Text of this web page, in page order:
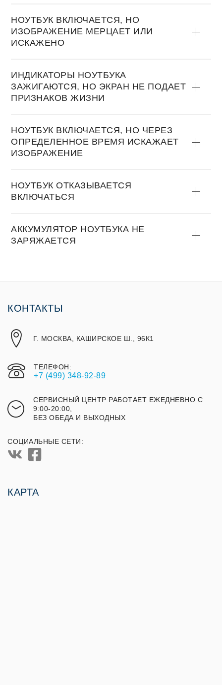
НОУТБУК ВКЛЮЧАЕТСЯ, НО
ИЗОБРАЖЕНИЕ МЕРЦАЕТ ИЛИ
ИСКАЖЕНО
ИНДИКАТОРЫ НОУТБУКА
ЗАЖИГАЮТСЯ, НО ЭКРАН НЕ ПОДАЕТ
ПРИЗНАКОВ ЖИЗНИ
НОУТБУК ВКЛЮЧАЕТСЯ, НО ЧЕРЕЗ
ОПРЕДЕЛЕННОЕ ВРЕМЯ ИСКАЖАЕТ
ИЗОБРАЖЕНИЕ
НОУТБУК ОТКАЗЫВАЕТСЯ
ВКЛЮЧАТЬСЯ
АККУМУЛЯТОР НОУТБУКА НЕ
ЗАРЯЖАЕТСЯ
КОНТАКТЫ
Г. МОСКВА, КАШИРСКОЕ Ш., 96К1
ТЕЛЕФОН:
+7 (499) 348-92-89
СЕРВИСНЫЙ ЦЕНТР РАБОТАЕТ ЕЖЕДНЕВНО С
9:00-20:00,
БЕЗ ОБЕДА И ВЫХОДНЫХ
СОЦИАЛЬНЫЕ СЕТИ:
КАРТА